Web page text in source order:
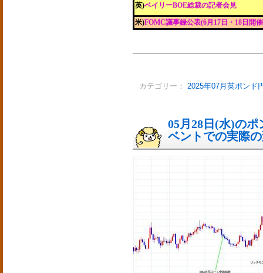
英)ベイリーBOE総裁の記者会見
米)FOMC議事録公表(6月17日・18日開
カテゴリー： 2025年07月英ポンド
05月28日(水)の
ベントでの実際